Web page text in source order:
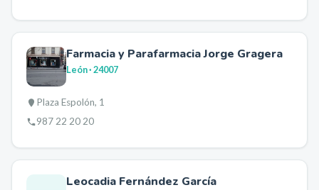
Farmacia y Parafarmacia Jorge Gragera
León· 24007
Plaza Espolón, 1
987 22 20 20
Leocadia Fernández García